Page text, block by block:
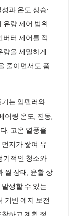
과 온도 상승·
유량 제어 범위
버터 제어를 적
량을 세밀하게
줄이면서도 품
기는 임펠러와
어링 온도, 진동,
. 고온 열풍을
지가 쌓여 유
기적인 청소와
씰 상태, 윤활 상
생할 수 있는
기반 예지 보전